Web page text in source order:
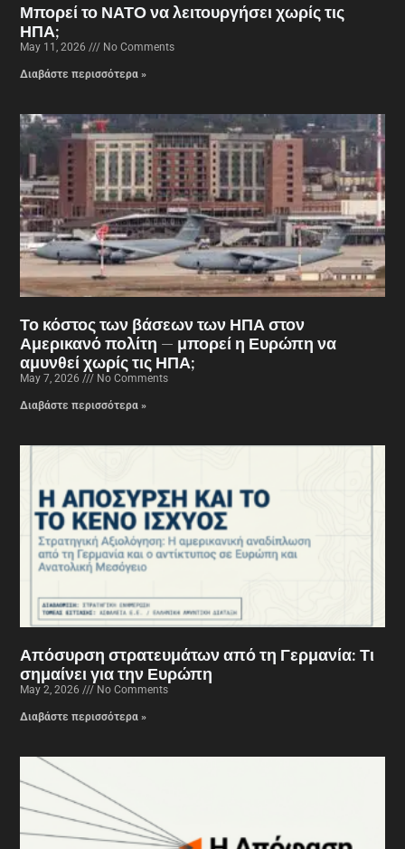
Μπορεί το ΝΑΤΟ να λειτουργήσει χωρίς τις
ΗΠΑ;
May 11, 2026 No Comments
Διαβάστε περισσότερα »
Το κόστος των βάσεων των ΗΠΑ στον
Αμερικανό πολίτη — μπορεί η Ευρώπη να
αμυνθεί χωρίς τις ΗΠΑ;
May 7, 2026 No Comments
Διαβάστε περισσότερα »
Απόσυρση στρατευμάτων από τη Γερμανία: Τι
σημαίνει για την Ευρώπη
May 2, 2026 No Comments
Διαβάστε περισσότερα »